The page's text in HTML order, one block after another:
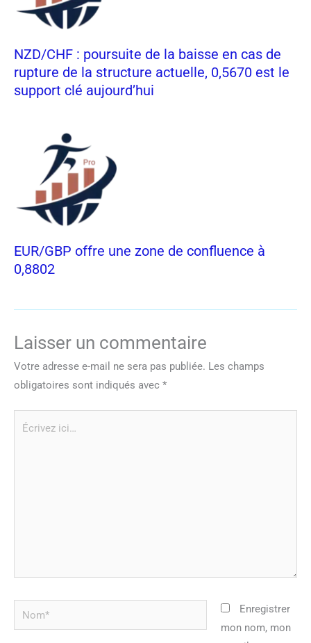
NZD/CHF : poursuite de la baisse en cas de
rupture de la structure actuelle, 0,5670 est le
support clé aujourd’hui
EUR/GBP offre une zone de confluence à
0,8802
Laisser un commentaire
Votre adresse e-mail ne sera pas publiée. Les champs
obligatoires sont indiqués avec *
Nom*
Enregistrer
mon nom, mon